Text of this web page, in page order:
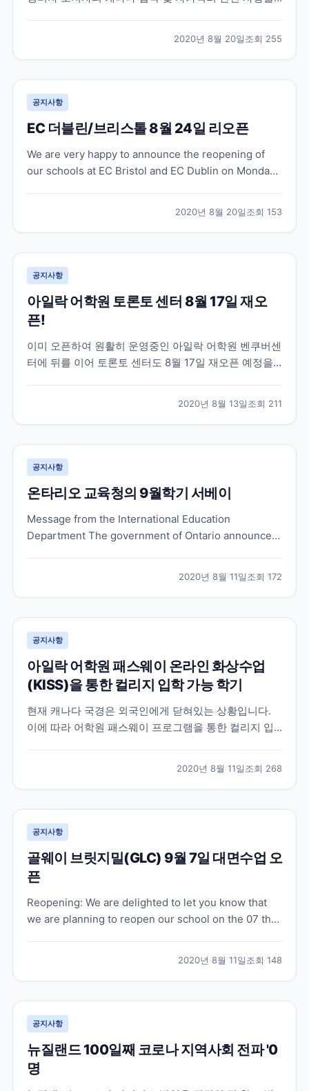
분은 파란색으로 표시 A. 캐나다 입국 1. 학생비자 소지
자가 100% 온라인 수업 및 하이브리드 수업인...
2020년 8월 20일조회 255
공지사항
EC 더블린/브리스톨 8월 24일 리오픈
We are very happy to announce the reopening of
our schools at EC Bristol and EC Dublin on Monday
2020년 8월 20일조회 153
공지사항
아일락 어학원 토론토 센터 8월 17일 재오
픈!
이미 오픈하여 원활히 운영중인 아일락 어학원 벤쿠버센
터에 뒤를 이어 토론토 센터도 8월 17일 재오픈 예정을
Vancouver has been running in-person classes
sinc...
2020년 8월 13일조회 211
공지사항
온타리오 교육청의 9월학기 서베이
Message from the International Education
Department The government of Ontario announced
2020년 8월 11일조회 172
공지사항
아일락 어학원 패스웨이 온라인 화상수업
(KISS)을 통한 컬리지 입학 가능 학기
현재 캐나다 국경은 외국인에게 닫혀있는 상황입니다.
이에 따라 어학원 패스웨이 프로그램을 통한 컬리지 입
원의 온라인 화상 수업을 한국에서 먼저 수강하는 것으
로 패스웨이 과정을 시작하고 계십니다. 온라인 수업은
오...
2020년 8월 11일조회 268
공지사항
골웨이 브릿지밀(GLC) 9월 7일 대면수업 오
픈
Reopening: We are delighted to let you know that
we are planning to reopen our school on the 07 th
2020년 8월 11일조회 148
공지사항
뉴질랜드 100일째 코로나 지역사회 전파 '0
명